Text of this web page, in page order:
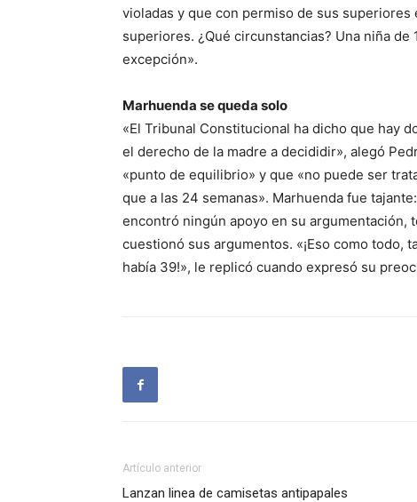
violadas y que con permiso de sus
superiores. ¿Qué circunstancias? Una niña
excepción».
Marhuenda se queda solo
«El Tribunal Constitucional ha dicho que hay
el derecho de la madre a decididir», alegó
«punto de equilibrio» y que «no puede ser
que a las 24 semanas». Marhuenda fue
encontró ningún apoyo en su argumentación,
cuestionó sus argumentos. «¡Eso como todo,
había 39!», le replicó cuando expresó su
Artículo anterior
Lanzan linea de camisetas antipapales